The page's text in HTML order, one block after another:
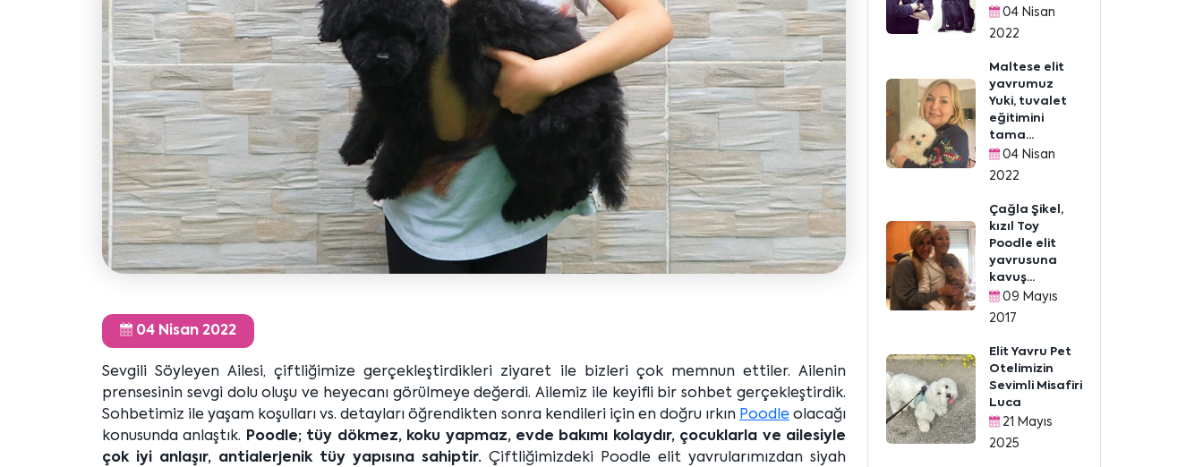
04 Nisan 2022
Sevgili Söyleyen Ailesi, çiftliğimize gerçekleştirdikleri ziyaret ile bizleri çok memnun ettiler. Ailenin
prensesinin sevgi dolu oluşu ve heyecanı görülmeye değerdi. Ailemiz ile keyifli bir sohbet gerçekleştirdik.
Sohbetimiz ile yaşam koşulları vs. detayları öğrendikten sonra kendileri için en doğru ırkın Poodleolacağı
konusunda anlaştık. Poodle; tüy dökmez, koku yapmaz, evde bakımı kolaydır, çocuklarla ve ailesiyle
çok iyi anlaşır, antialerjenik tüy yapısına sahiptir. Çiftliğimizdeki Poodle elit yavrularımızdan siyah
04 Nisan
2022
Maltese elit
yavrumuz
Yuki, tuvalet
eğitimini
tama...
04 Nisan
2022
Çağla Şikel,
kızıl Toy
Poodle elit
yavrusuna
kavuş...
09 Mayıs
2017
Elit Yavru Pet
Otelimizin
Sevimli Misafiri
Luca
21 Mayıs
2025